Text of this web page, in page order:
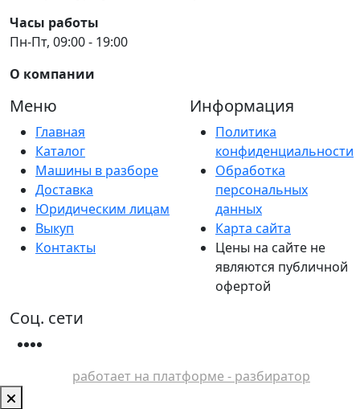
Часы работы
Пн-Пт, 09:00 - 19:00
О компании
Меню
Главная
Каталог
Машины в разборе
Доставка
Юридическим лицам
Выкуп
Контакты
Информация
Политика
конфиденциальности
Обработка
персональных
данных
Карта сайта
Цены на сайте не
являются публичной
офертой
Соц. сети
работает на платформе - разбиратор